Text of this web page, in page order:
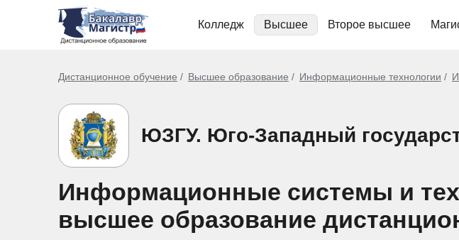
Колледж Высшее Второе высшее
Дистанционное обучение Высшее образование Информационные технологии
ЮЗГУ. Юго-Западный
Информационные системы и
высшее образование